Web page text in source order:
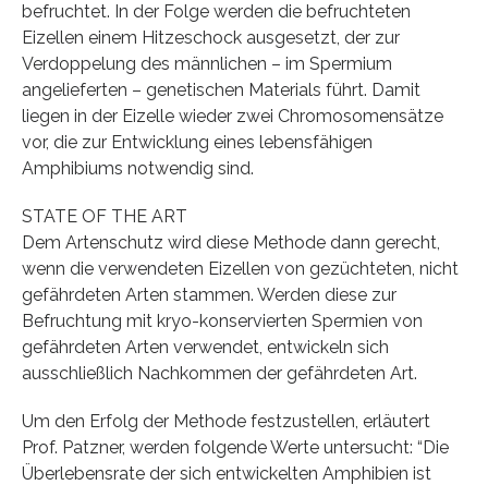
befruchtet. In der Folge werden die befruchteten
Eizellen einem Hitzeschock ausgesetzt, der zur
Verdoppelung des männlichen – im Spermium
angelieferten – genetischen Materials führt. Damit
liegen in der Eizelle wieder zwei Chromosomensätze
vor, die zur Entwicklung eines lebensfähigen
Amphibiums notwendig sind.
STATE OF THE ART
Dem Artenschutz wird diese Methode dann gerecht,
wenn die verwendeten Eizellen von gezüchteten, nicht
gefährdeten Arten stammen. Werden diese zur
Befruchtung mit kryo-konservierten Spermien von
gefährdeten Arten verwendet, entwickeln sich
ausschließlich Nachkommen der gefährdeten Art.
Um den Erfolg der Methode festzustellen, erläutert
Prof. Patzner, werden folgende Werte untersucht: “Die
Überlebensrate der sich entwickelten Amphibien ist